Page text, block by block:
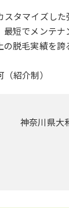
スタマイズし
最短でメンテ
の脱毛実績を
紹介制）
神奈川県大